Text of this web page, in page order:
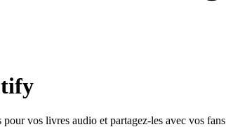
vos livres audio et partagez-les avec vos